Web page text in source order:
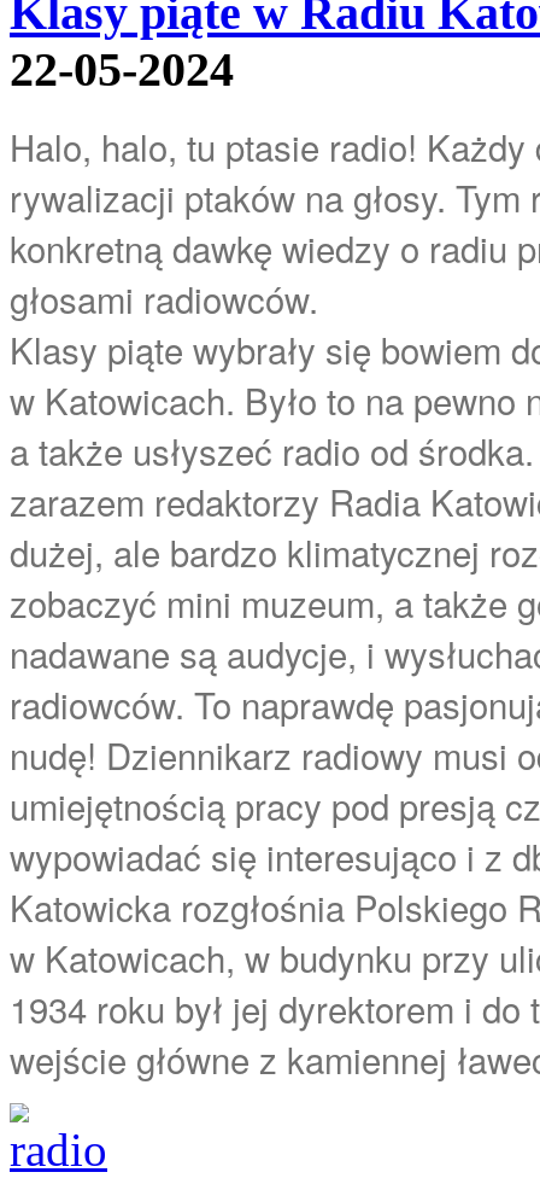
Klasy piąte w Radiu
22-05-2024
Halo, halo, tu ptasie radio!
rywalizacji ptaków na głosy.
konkretną dawkę wiedzy o radiu
głosami radiowców.
Klasy piąte wybrały się bowiem
w Katowicach. Było to na
a także usłyszeć radio od
zarazem redaktorzy Radia
dużej, ale bardzo klimatycznej
zobaczyć mini muzeum, a także
nadawane są audycje, i
radiowców. To naprawdę
nudę! Dziennikarz radiowy musi
umiejętnością pracy pod presją
wypowiadać się interesująco i z
Katowicka rozgłośnia Polskiego
w Katowicach, w budynku przy
1934 roku był jej dyrektorem i
wejście główne z kamiennej